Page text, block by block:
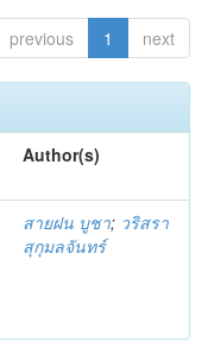
previous 1 next
Author(s)
สายฝน บูชา; วริสรา
สุกุมลจันทร์